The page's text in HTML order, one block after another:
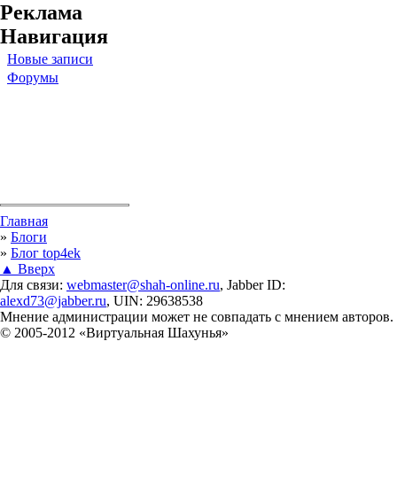
Реклама
Навигация
Новые записи
Форумы
Вы здесь
Главная
» Блоги
» Блог top4ek
▲ Вверх
Для связи: webmaster@shah-online.ru, Jabber ID:
alexd73@jabber.ru, UIN: 29638538
Мнение администрации может не совпадать с мнением авторов.
© 2005-2012 «Виртуальная Шахунья»